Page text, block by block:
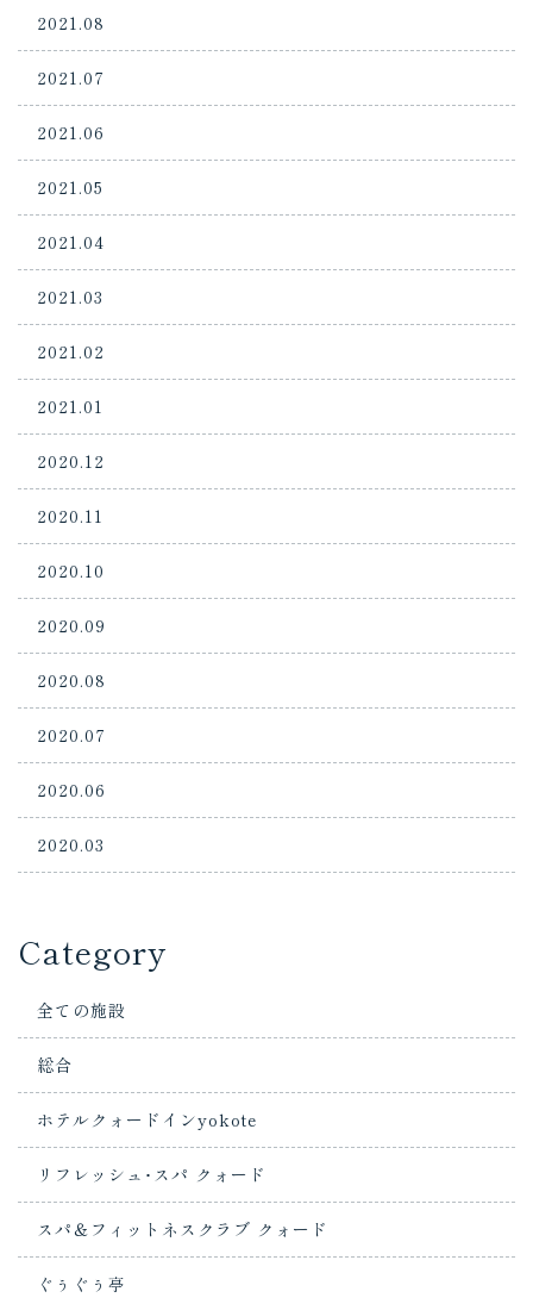
2021.08
2021.07
2021.06
2021.05
2021.04
2021.03
2021.02
2021.01
2020.12
2020.11
2020.10
2020.09
2020.08
2020.07
2020.06
2020.03
Category
全ての施設
総合
ホテルクォードインyokote
リフレッシュ･スパ クォード
スパ＆フィットネスクラブ クォード
ぐぅぐぅ亭